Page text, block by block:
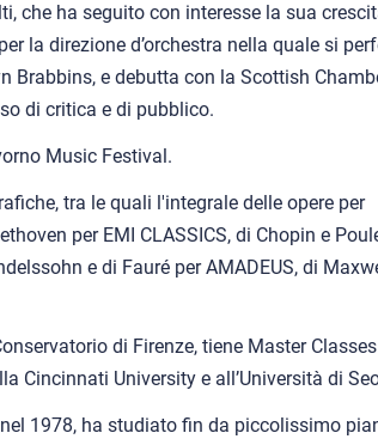
che ha seguito con interesse la sua
la direzione d’orchestra nella quale si
Brabbins, e debutta con la Scottish
di critica e di pubblico.
Music Festival.
tra le quali l'integrale delle opere per
per EMI CLASSICS, di Chopin e
e di Fauré per AMADEUS, di
di Firenze, tiene Master
Cincinnati University e all’Università di
1978, ha studiato fin da piccolissimo